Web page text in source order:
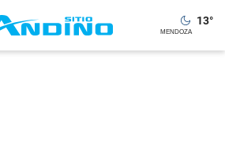
13°